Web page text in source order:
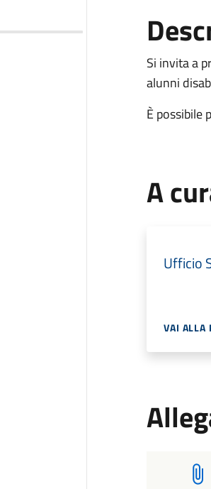
Si invita a
alunni
È possibile
A
Ufficio
VAI ALLA